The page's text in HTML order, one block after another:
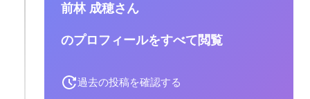
前林 成穂さん
のプロフィールをすべて閲覧
過去の投稿を確認する